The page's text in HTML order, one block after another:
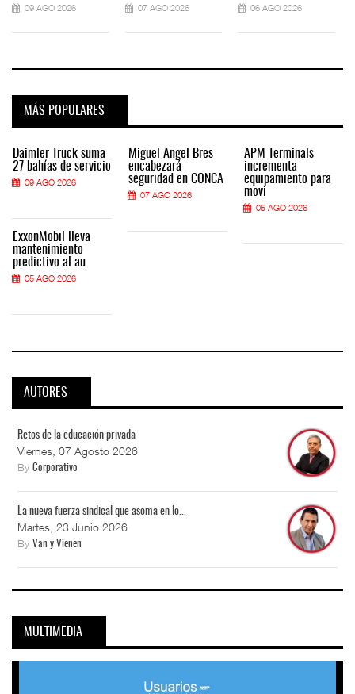
09 AGO 2026 07 AGO 2026 06 AGO 2026
MÁS POPULARES
Daimler Truck suma
27 bahías de servicio
09 AGO 2026
ExxonMobil lleva
mantenimiento
predictivo al au
05 AGO 2026
Miguel Ángel Bres
encabezará
seguridad en CONCA
07 AGO 2026
APM Terminals
incrementa
equipamiento para
movi
05 AGO 2026
AUTORES
Retos de la educación privada
Viernes, 07 Agosto 2026
By Corporativo
La nueva fuerza sindical que asoma en lo...
Martes, 23 Junio 2026
By Van y Vienen
MULTIMEDIA